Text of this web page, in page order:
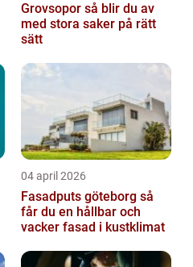
Grovsopor så blir du av
med stora saker på rätt
sätt
04 april 2026
Fasadputs göteborg så
får du en hållbar och
vacker fasad i kustklimat